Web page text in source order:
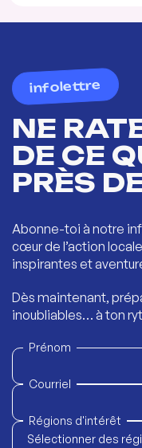
infolettre
NE
DE CE
PRÈS
Abonne-toi à notre
cœur de l’action
inspirantes et
Dès maintenant,
inoubliables… à ton
Prénom
Courriel
Régions d'intérêt
Sélectionner des